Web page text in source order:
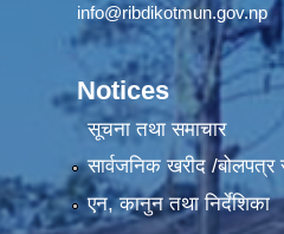
info@ribdikotmun.gov.np
Notices
सूचना तथा समाचार
सार्वजनिक खरीद /बोलपत्र
एन, कानुन तथा निर्देशिका